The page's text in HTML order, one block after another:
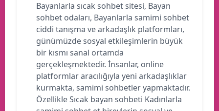
Bayanlarla sıcak sohbet sitesi, Bayan
sohbet odaları, Bayanlarla samimi sohbet
ciddi tanışma ve arkadaşlık platformları,
günümüzde sosyal etkileşimlerin büyük
bir kısmı sanal ortamda
gerçekleşmektedir. İnsanlar, online
platformlar aracılığıyla yeni arkadaşlıklar
kurmakta, samimi sohbetler yapmaktadır.
Özellikle Sıcak bayan sohbeti Kadınlarla